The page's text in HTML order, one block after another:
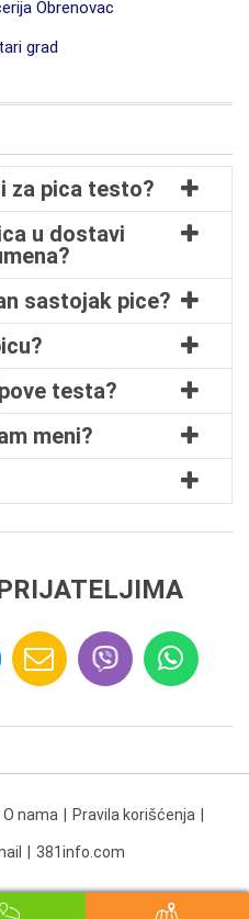
Obrenovac
grad
za pica testo?
u dostavi
sastojak pice?
testa?
meni?
O nama Pravila korišćenja
381info.com